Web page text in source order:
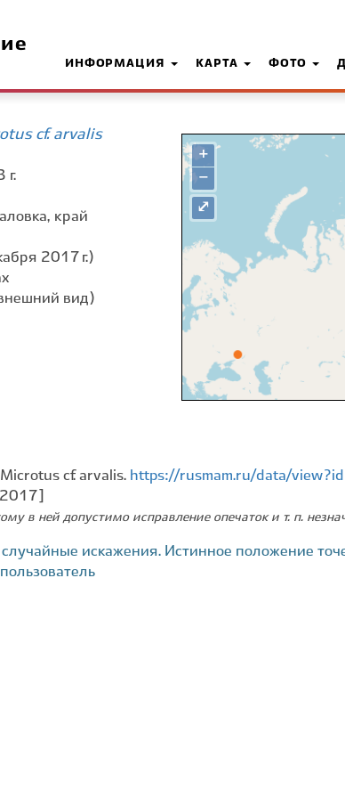
ИНФОРМАЦИЯ КАРТА ФОТО
cf. arvalis
г.
край
2017 г.)
вид)
+
−
⤢
cf. arvalis. https://rusmam.ru/data/
в ней допустимо исправление опечаток и т. п.
искажения. Истинное положение